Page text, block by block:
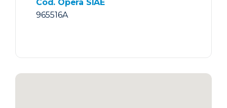
Cod. Opera SIAE
965516A